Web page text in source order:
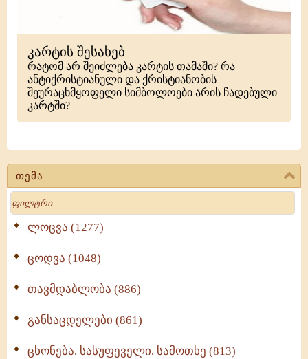
თემა
Search
ლოცვა (1277)
ცოდვა (1048)
თავმდაბლობა (886)
განსაცდელები (861)
ცხონება, სასუფეველი, სამოთხე (813)
კარტის შესახებ
რატომ არ შეიძლება კარტის თამაში? რა
ანტიქრისტიანული და ქრისტიანობის
შეურაცხმყოფელი სიმბოლოები არის ჩადებული
კარტში?